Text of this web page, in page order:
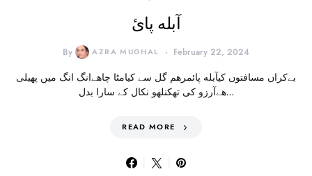
آبله پائ
By AZRA MUGHAL February 22, 2024
بےکراں مسافتوں کیآبله پائمرهم گل سے کیامٹا چاهےانگ انگ میں پهیلی
هےآرزو کی تھکنلهو نکال کے سارا بدل…
READ MORE